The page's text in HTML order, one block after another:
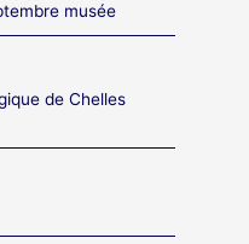
musée
de Chelles